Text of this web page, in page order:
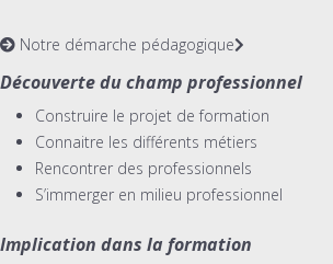
Notre démarche pédagogique
Découverte du champ professionnel
Construire le projet de formation
Connaitre les différents métiers
Rencontrer des professionnels
S’immerger en milieu professionnel
Implication dans la formation